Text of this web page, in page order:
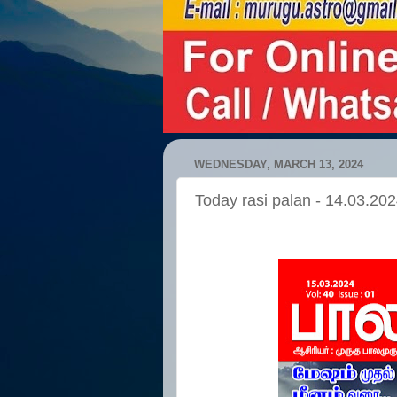
WEDNESDAY, MARCH 13, 2024
Today rasi palan -